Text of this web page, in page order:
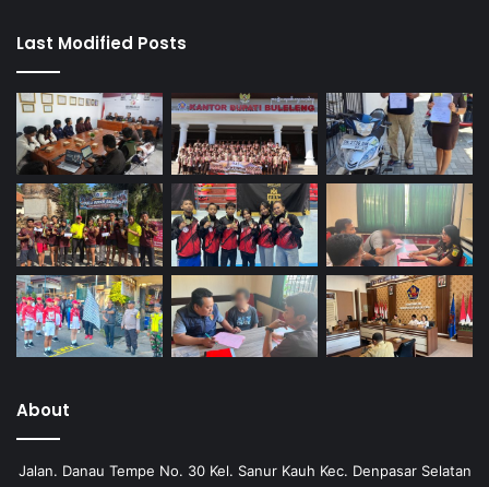
Last Modified Posts
About
Jalan. Danau Tempe No. 30 Kel. Sanur Kauh Kec. Denpasar Selatan